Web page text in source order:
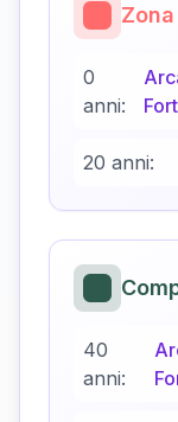
0
anni:
20 anni:
40
anni: